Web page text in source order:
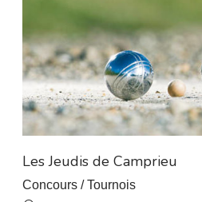
Les Jeudis de Camprieu
Concours / Tournois